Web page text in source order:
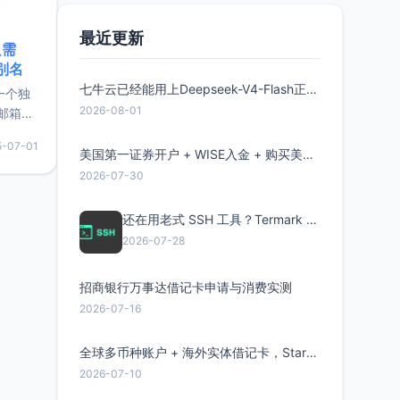
名
个独
箱等
较有
惠的
07-01
最近更新
七牛云已经能用上Deepseek-V4-Flash正式版了，点此领取300万Token
2026-08-01
美国第一证券开户 + WISE入金 + 购买美股全流程分享
2026-07-30
还在用老式 SSH 工具？Termark 新一代跨平台智能SSH客户端了解一下
2026-07-28
招商银行万事达借记卡申请与消费实测
2026-07-16
全球多币种账户 + 海外实体借记卡，Starryblu开户教程与注意事项
2026-07-10